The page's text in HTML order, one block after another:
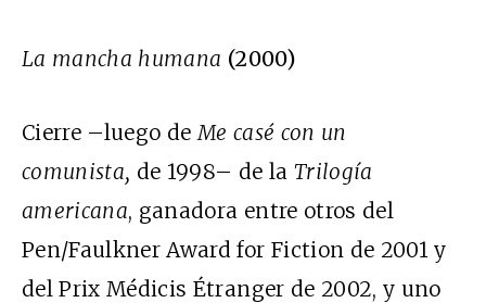
La mancha humana (2000)
Cierre –luego de Me casé con un
comunista, de 1998– de la Trilogía
americana, ganadora entre otros del
Pen/Faulkner Award for Fiction de 2001 y
del Prix Médicis Étranger de 2002, y uno